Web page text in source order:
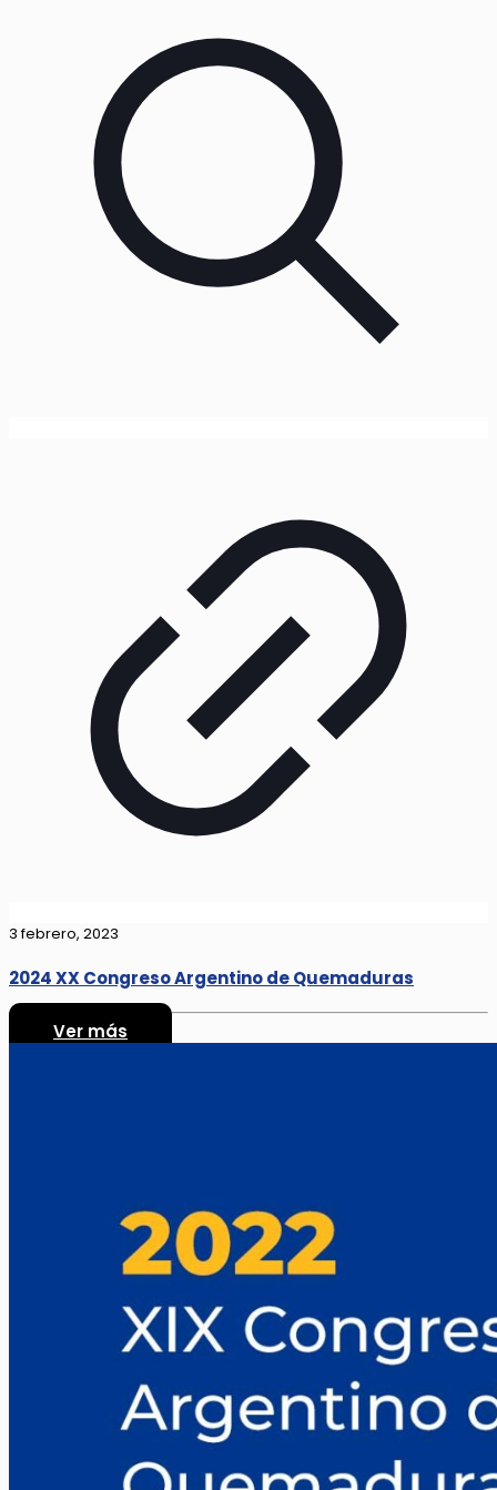
3 febrero, 2023
2024 XX Congreso Argentino de Quemaduras
Ver más